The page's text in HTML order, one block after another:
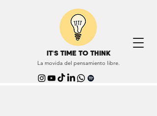
IT'S TIME TO THINK
La movida del pensamiento libre.